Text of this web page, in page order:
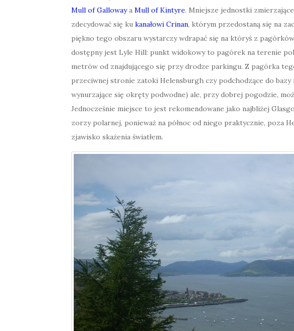
Mull of Gallowaya Mull of Kintyre. Mniejsze jednostki
zdecydować się ku kanałowi Crinan, którym przedostaną się na
piękno tego obszaru wystarczy wdrapać się na któryś z
dostępny jest Lyle Hill: punkt widokowy to pagórek na terenie
metrów od znajdującego się przy drodze parkingu. Z pagórka
przeciwnej stronie zatoki Helensburgh czy podchodzące do
wynurzające się okręty podwodne) ale, przy dobrej pogodzie,
Jednocześnie miejsce to jest rekomendowane jako najbliżej
zorzy polarnej, ponieważ na północ od niego praktycznie, poza
zjawisko skażenia światłem.